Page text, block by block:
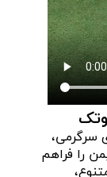
سرگرمی،
را فراهم